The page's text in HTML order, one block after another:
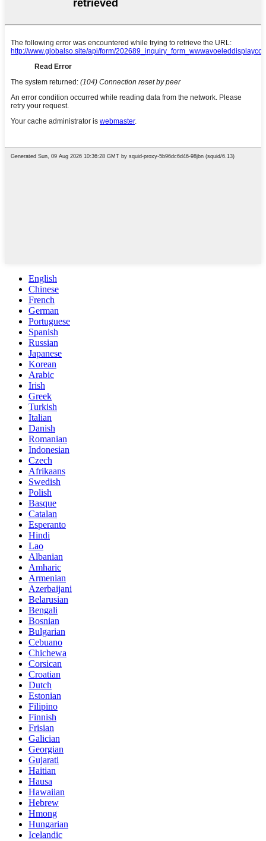
English
Chinese
French
German
Portuguese
Spanish
Russian
Japanese
Korean
Arabic
Irish
Greek
Turkish
Italian
Danish
Romanian
Indonesian
Czech
Afrikaans
Swedish
Polish
Basque
Catalan
Esperanto
Hindi
Lao
Albanian
Amharic
Armenian
Azerbaijani
Belarusian
Bengali
Bosnian
Bulgarian
Cebuano
Chichewa
Corsican
Croatian
Dutch
Estonian
Filipino
Finnish
Frisian
Galician
Georgian
Gujarati
Haitian
Hausa
Hawaiian
Hebrew
Hmong
Hungarian
Icelandic